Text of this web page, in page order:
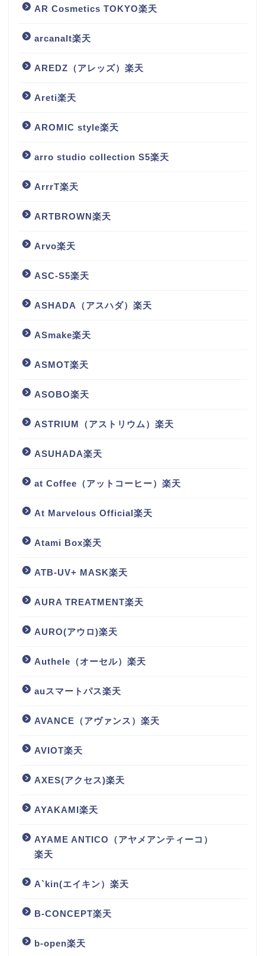
AR Cosmetics TOKYO楽天
arcanalt楽天
AREDZ（アレッズ）楽天
Areti楽天
AROMIC style楽天
arro studio collection S5楽天
ArrrT楽天
ARTBROWN楽天
Arvo楽天
ASC-S5楽天
ASHADA（アスハダ）楽天
ASmake楽天
ASMOT楽天
ASOBO楽天
ASTRIUM（アストリウム）楽天
ASUHADA楽天
at Coffee（アットコーヒー）楽天
At Marvelous Official楽天
Atami Box楽天
ATB-UV+ MASK楽天
AURA TREATMENT楽天
AURO(アウロ)楽天
Authele（オーセル）楽天
auスマートパス楽天
AVANCE（アヴァンス）楽天
AVIOT楽天
AXES(アクセス)楽天
AYAKAMI楽天
AYAME ANTICO（アヤメアンティーコ）
楽天
A`kin(エイキン）楽天
B-CONCEPT楽天
b-open楽天